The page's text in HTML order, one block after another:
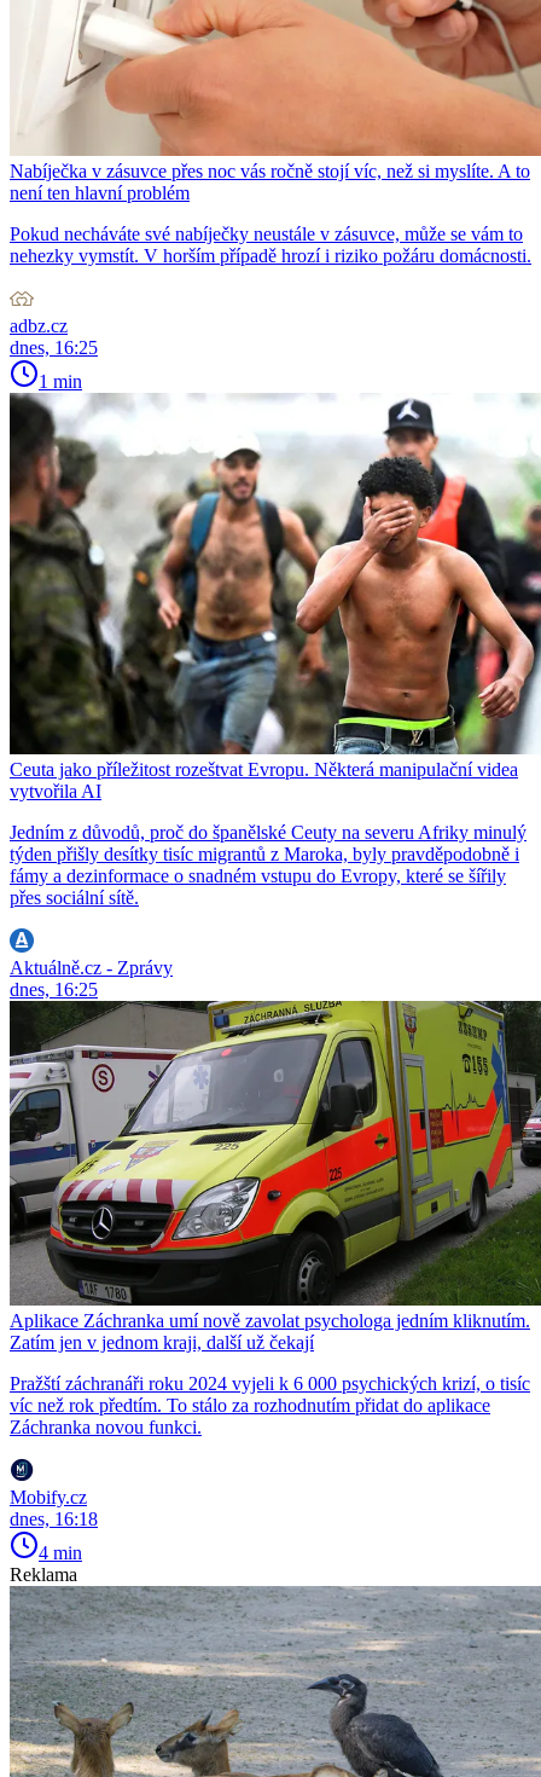
Nabíječka v zásuvce přes noc vás ročně stojí víc, než si myslíte. A to
není ten hlavní problém
Pokud necháváte své nabíječky neustále v zásuvce, může se vám to
nehezky vymstít. V horším případě hrozí i riziko požáru domácnosti.
adbz.cz
dnes, 16:25
1 min
Ceuta jako příležitost rozeštvat Evropu. Některá manipulační videa
vytvořila AI
Jedním z důvodů, proč do španělské Ceuty na severu Afriky minulý
týden přišly desítky tisíc migrantů z Maroka, byly pravděpodobně i
fámy a dezinformace o snadném vstupu do Evropy, které se šířily
přes sociální sítě.
Aktuálně.cz - Zprávy
dnes, 16:25
Aplikace Záchranka umí nově zavolat psychologa jedním kliknutím.
Zatím jen v jednom kraji, další už čekají
Pražští záchranáři roku 2024 vyjeli k 6 000 psychických krizí, o tisíc
víc než rok předtím. To stálo za rozhodnutím přidat do aplikace
Záchranka novou funkci.
Mobify.cz
dnes, 16:18
4 min
Reklama